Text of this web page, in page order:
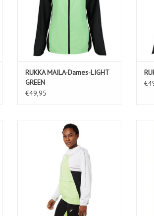
RUKKA MAILA-Dames-LIGHT
GREEN
€49,95
LITE-SHOW JACKET-Dames-
BRILLIANT WHITE/LIME GREEN
TOEVOEGEN AAN WINKELWAGEN